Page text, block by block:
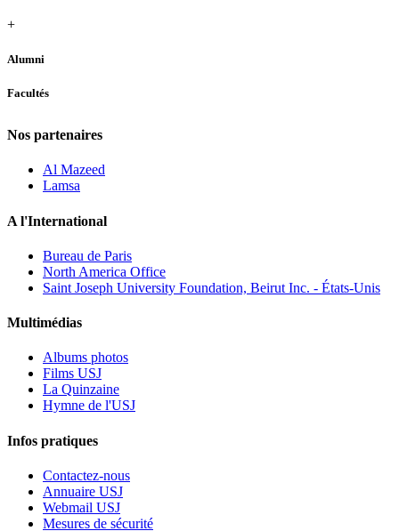
+
Alumni
Facultés
Nos partenaires
Al Mazeed
Lamsa
A l'International
Bureau de Paris
North America Office
Saint Joseph University Foundation, Beirut Inc. - États-Unis
Multimédias
Albums photos
Films USJ
La Quinzaine
Hymne de l'USJ
Infos pratiques
Contactez-nous
Annuaire USJ
Webmail USJ
Mesures de sécurité